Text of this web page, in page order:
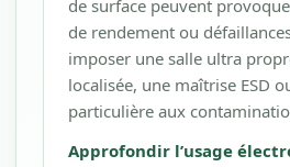
de surface peuvent
de rendement ou
imposer une salle ultra
localisée, une maîtrise ESD
particulière aux
Approfondir l’usage